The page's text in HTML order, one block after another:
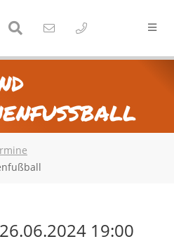
19:00